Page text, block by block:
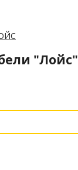
"Лойс"